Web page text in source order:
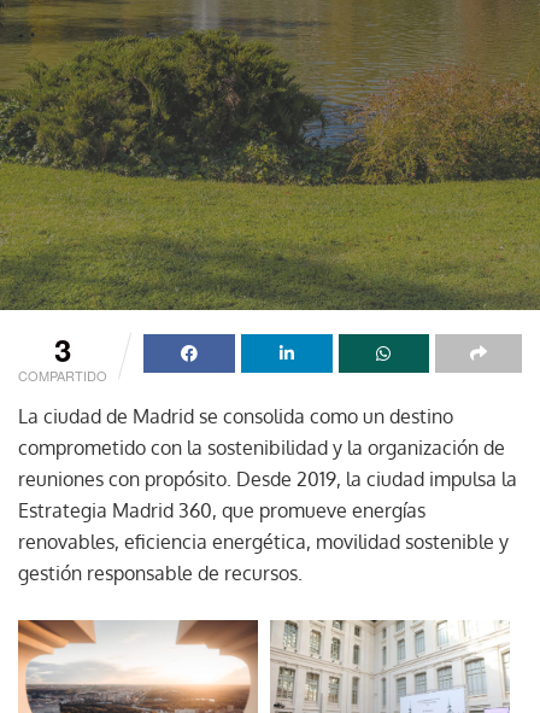
3
COMPARTIDO
La ciudad de Madrid se consolida como un destino
comprometido con la sostenibilidad y la organización de
reuniones con propósito. Desde 2019, la ciudad impulsa la
Estrategia Madrid 360, que promueve energías
renovables, eficiencia energética, movilidad sostenible y
gestión responsable de recursos.